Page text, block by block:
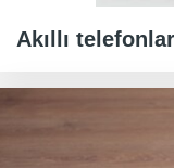
Akıllı